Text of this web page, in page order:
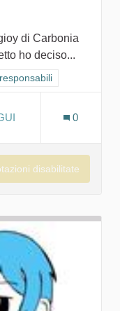
di Carbonia
ho deciso...
- Consumo e
0
disabilitate